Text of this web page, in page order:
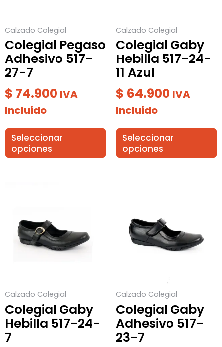
Calzado Colegial
Colegial Pegaso
Adhesivo 517-
27-7
$ 74.900 IVA
Incluido
Seleccionar
opciones
pueden
elegir
en
la
página
de
Calzado Colegial
Colegial Gaby
Hebilla 517-24-
11 Azul
$ 64.900 IVA
Incluido
Seleccionar
opciones
pueden
elegir
en
la
página
de
Calzado Colegial
Colegial Gaby
Hebilla 517-24-
7
múltiples
variantes.
pueden
elegir
en
la
Calzado Colegial
Colegial Gaby
Adhesivo 517-
23-7
tiene
múltiples
variantes.
pueden
elegir
en
la